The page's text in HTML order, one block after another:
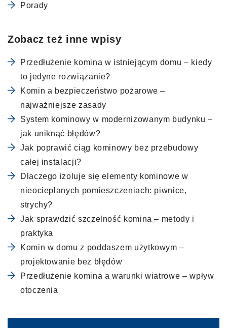
Porady
Zobacz też inne wpisy
Przedłużenie komina w istniejącym domu – kiedy
to jedyne rozwiązanie?
Komin a bezpieczeństwo pożarowe –
najważniejsze zasady
System kominowy w modernizowanym budynku –
jak uniknąć błędów?
Jak poprawić ciąg kominowy bez przebudowy
całej instalacji?
Dlaczego izoluje się elementy kominowe w
nieocieplanych pomieszczeniach: piwnice,
strychy?
Jak sprawdzić szczelność komina – metody i
praktyka
Komin w domu z poddaszem użytkowym –
projektowanie bez błędów
Przedłużenie komina a warunki wiatrowe – wpływ
otoczenia